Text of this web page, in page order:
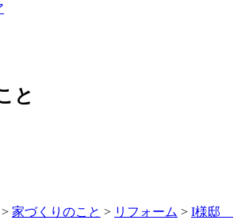
と
> 家づくりのこと > リフォーム > I様邸